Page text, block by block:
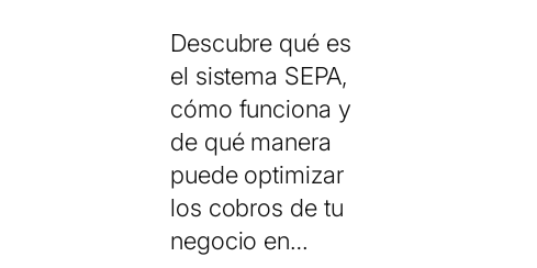
Descubre qué es
el sistema SEPA,
cómo funciona y
de qué manera
puede optimizar
los cobros de tu
negocio en…